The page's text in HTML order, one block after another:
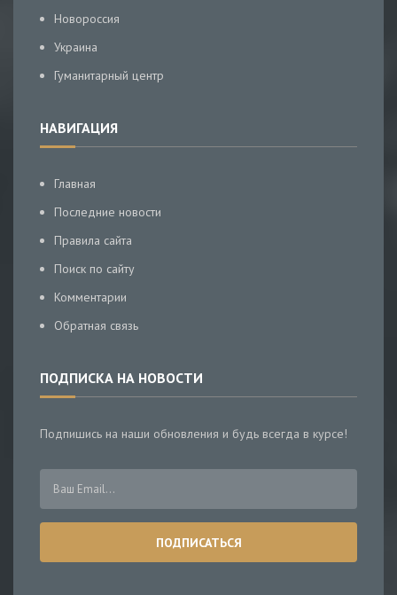
Новороссия
Украина
Гуманитарный центр
НАВИГАЦИЯ
Главная
Последние новости
Правила сайта
Поиск по сайту
Комментарии
Обратная связь
ПОДПИСКА НА НОВОСТИ
Подпишись на наши обновления и будь всегда в курсе!